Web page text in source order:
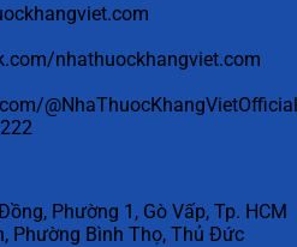
nhathuockhangviet.com
Phường 1, Gò Vấp, Tp. HCM
Phường Bình Thọ, Thủ Đức